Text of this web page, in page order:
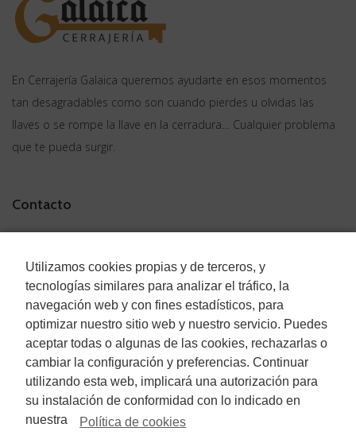
Utilizamos cookies propias y de terceros, y
tecnologías similares para analizar el tráfico, la
navegación web y con fines estadísticos, para
optimizar nuestro sitio web y nuestro servicio. Puedes
aceptar todas o algunas de las cookies, rechazarlas o
cambiar la configuración y preferencias. Continuar
utilizando esta web, implicará una autorización para
su instalación de conformidad con lo indicado en
nuestra
Política de cookies
En Cerrajería Galaica queremos ayudarte en esos momentos
tan desagradables como son cuando pierdes u olvidas las
llaves o se rompe la llave en la cerradura… Cualquier problema
que te pueda surgir.
Contacto
Provincia de Pontevedra
+34 672 72 95 49
info@cerrajeriagalaica.com
Más Información